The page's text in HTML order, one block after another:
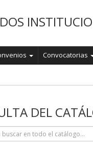
Convocatorias
DEL